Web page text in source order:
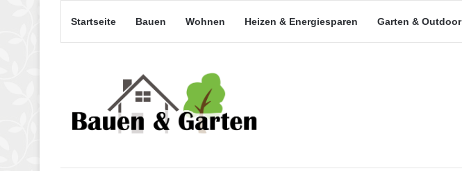
Startseite Bauen Wohnen Heizen & Energiesparen Garten & Outdoor